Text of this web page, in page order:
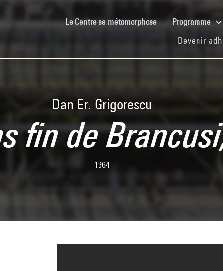
Le Centre se métamorphose(current)Programme
Devenir
Dan Er. Grigorescu
fin de
1964